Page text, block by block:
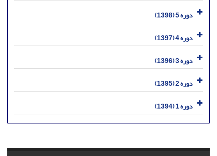
دوره 5 (1398)
دوره 4 (1397)
دوره 3 (1396)
دوره 2 (1395)
دوره 1 (1394)